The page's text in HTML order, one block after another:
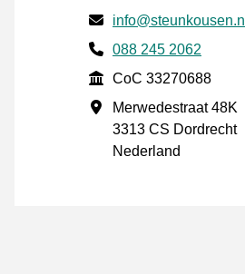
E-post
info@steunkousen.nl
Phone number
088 245 2062
CoC
CoC 33270688
Forretningsadresse
Merwedestraat 48K
3313 CS Dordrecht
Nederland